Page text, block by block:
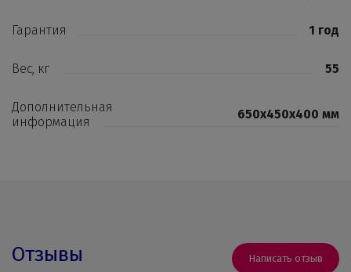
Гарантия 1 год
Вес, кг 55
Дополнительная
информация
650х450х400 мм
Отзывы Написать отзыв